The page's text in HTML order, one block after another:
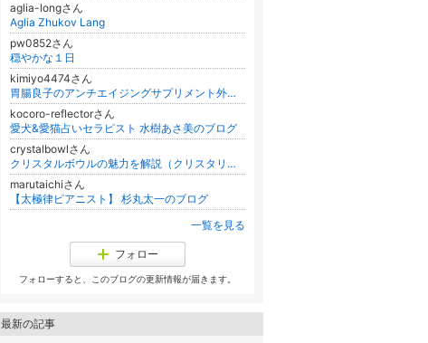
aglia-longさん
Aglia Zhukov Lang
pw0852さん
穏やかな１日
kimiyo4474さん
胃腸良子のアンチエイジングサプリメント外来 あなたの美腸内フローラ作ります
kocoro-reflectorさん
愛犬&愛猫占いセラピスト 水樹あさ美のブログ
crystalbowlさん
クリスタルボウルの魅力を解説（クリスタリスト麻実）
marutaichiさん
【太極律ピアニスト】 杉丸太一のブログ
一覧を見る
フォロー
フォローすると、このブログの更新情報が届きます。
最新の記事